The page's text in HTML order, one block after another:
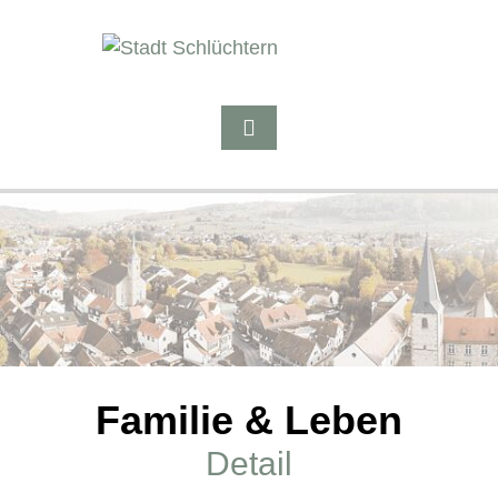
Familie & Leben
Detail